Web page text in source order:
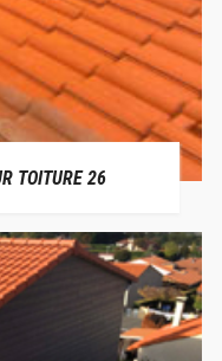
TOITURE 26